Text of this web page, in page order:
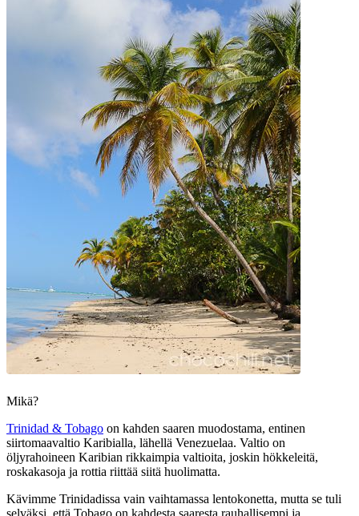
Mikä?
Trinidad & Tobago on kahden saaren muodostama, entinen
siirtomaavaltio Karibialla, lähellä Venezuelaa. Valtio on
öljyrahoineen Karibian rikkaimpia valtioita, joskin hökkeleitä,
roskakasoja ja rottia riittää siitä huolimatta.
Kävimme Trinidadissa vain vaihtamassa lentokonetta, mutta se tuli
selväksi, että Tobago on kahdesta saaresta rauhallisempi ja